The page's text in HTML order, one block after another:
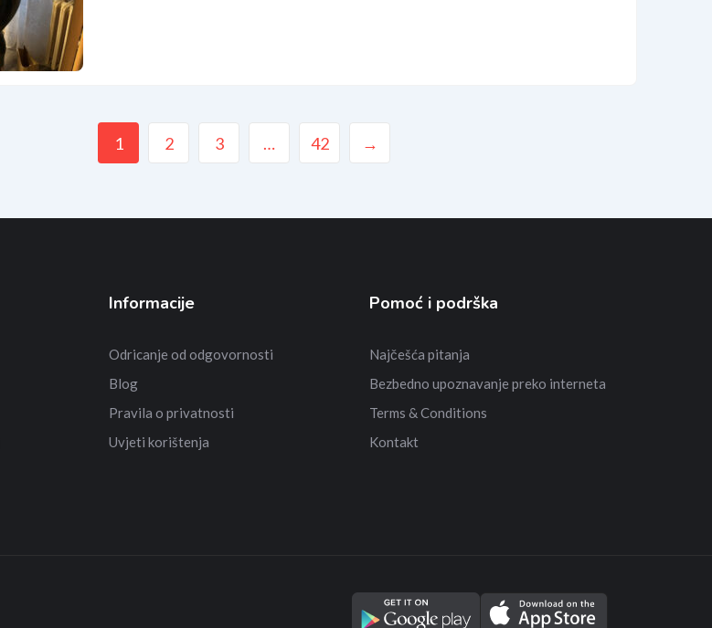
1 2 3 … 42 →
Informacije
Odricanje od odgovornosti
Blog
Pravila o privatnosti
Uvjeti korištenja
Pomoć i podrška
Najčešća pitanja
Bezbedno upoznavanje preko interneta
Terms & Conditions
Kontakt